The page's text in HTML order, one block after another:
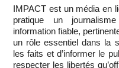
IMPACT est un média en
pratique un
information fiable,
un rôle essentiel dans la
les faits et d’informer le
respecter les libertés